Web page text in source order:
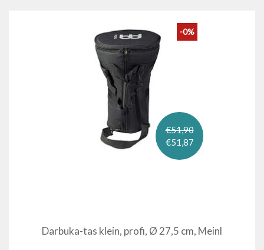
€51,90
€51,87
-0%
Darbuka-tas klein, profi, Ø 27,5 cm, Meinl